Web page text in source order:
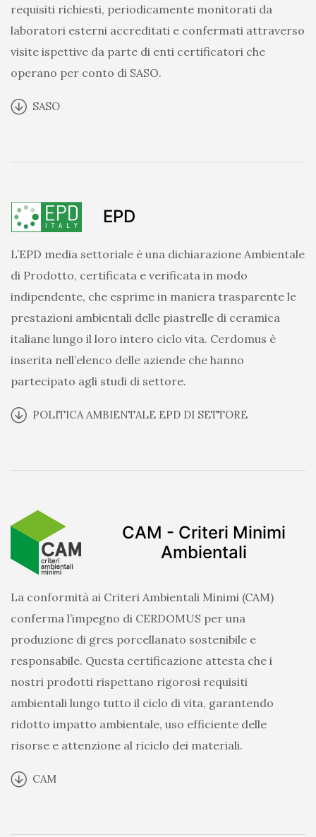
requisiti richiesti, periodicamente monitorati da
laboratori esterni accreditati e confermati attraverso
visite ispettive da parte di enti certificatori che
operano per conto di SASO.
SASO
EPD
L’EPD media settoriale è una dichiarazione Ambientale
di Prodotto, certificata e verificata in modo
indipendente, che esprime in maniera trasparente le
prestazioni ambientali delle piastrelle di ceramica
italiane lungo il loro intero ciclo vita. Cerdomus è
inserita nell’elenco delle aziende che hanno
partecipato agli studi di settore.
POLITICA AMBIENTALE EPD DI SETTORE
CAM - Criteri Minimi
Ambientali
La conformità ai Criteri Ambientali Minimi (CAM)
conferma l’impegno di CERDOMUS per una
produzione di gres porcellanato sostenibile e
responsabile. Questa certificazione attesta che i
nostri prodotti rispettano rigorosi requisiti
ambientali lungo tutto il ciclo di vita, garantendo
ridotto impatto ambientale, uso efficiente delle
risorse e attenzione al riciclo dei materiali.
CAM